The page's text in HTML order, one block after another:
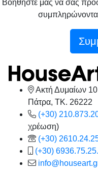
Βοηθήστε μας να σας
Ακτή Δυμαίων
Πάτρα, TK. 26222
(+30)
χρέωση)
(+30)
(+30)